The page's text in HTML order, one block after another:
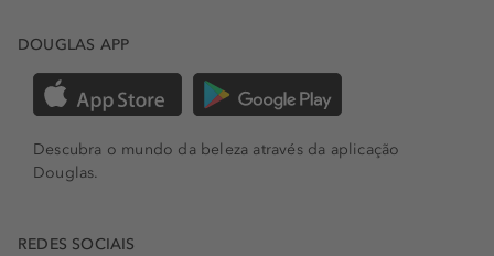
DOUGLAS APP
Descubra o mundo da beleza através da aplicação
Douglas.
REDES SOCIAIS